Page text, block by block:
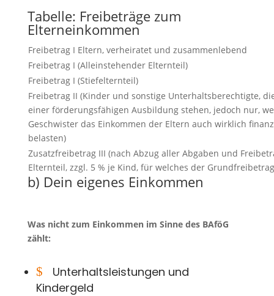
Tabelle: Freibeträge zum
Elterneinkommen
Freibetrag I Eltern, verheiratet und zusammenlebend
Freibetrag I (Alleinstehender Elternteil)
Freibetrag I (Stiefelternteil)
Freibetrag II (Kinder und sonstige Unterhaltsberechtigte,
einer förderungsfähigen Ausbildung stehen, jedoch nur,
Geschwister das Einkommen der Eltern auch wirklich
belasten)
Zusatzfreibetrag III (nach Abzug aller Abgaben und
Elternteil, zzgl. 5 % je Kind, für welches der
b) Dein eigenes Einkommen
Was nicht zum Einkommen im Sinne des BAföG
zählt:
$
Unterhaltsleistungen und
Kindergeld